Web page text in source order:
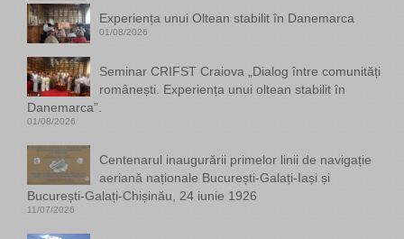
Experiența unui Oltean stabilit în Danemarca
01/08/2026
Seminar CRIFST Craiova „Dialog între comunități
românești. Experiența unui oltean stabilit în
Danemarca”.
01/08/2026
Centenarul inaugurării primelor linii de navigație
aeriană naționale București-Galați-Iași și
București-Galați-Chișinău, 24 iunie 1926
11/07/2026